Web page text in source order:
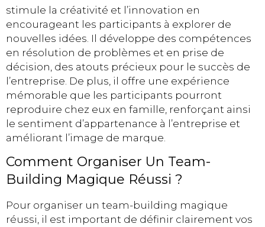
stimule la créativité et l’innovation en
encourageant les participants à explorer de
nouvelles idées. Il développe des compétences
en résolution de problèmes et en prise de
décision, des atouts précieux pour le succès de
l’entreprise. De plus, il offre une expérience
mémorable que les participants pourront
reproduire chez eux en famille, renforçant ainsi
le sentiment d’appartenance à l’entreprise et
améliorant l’image de marque.
Comment Organiser Un Team-
Building Magique Réussi ?
Pour organiser un team-building magique
réussi, il est important de définir clairement vos